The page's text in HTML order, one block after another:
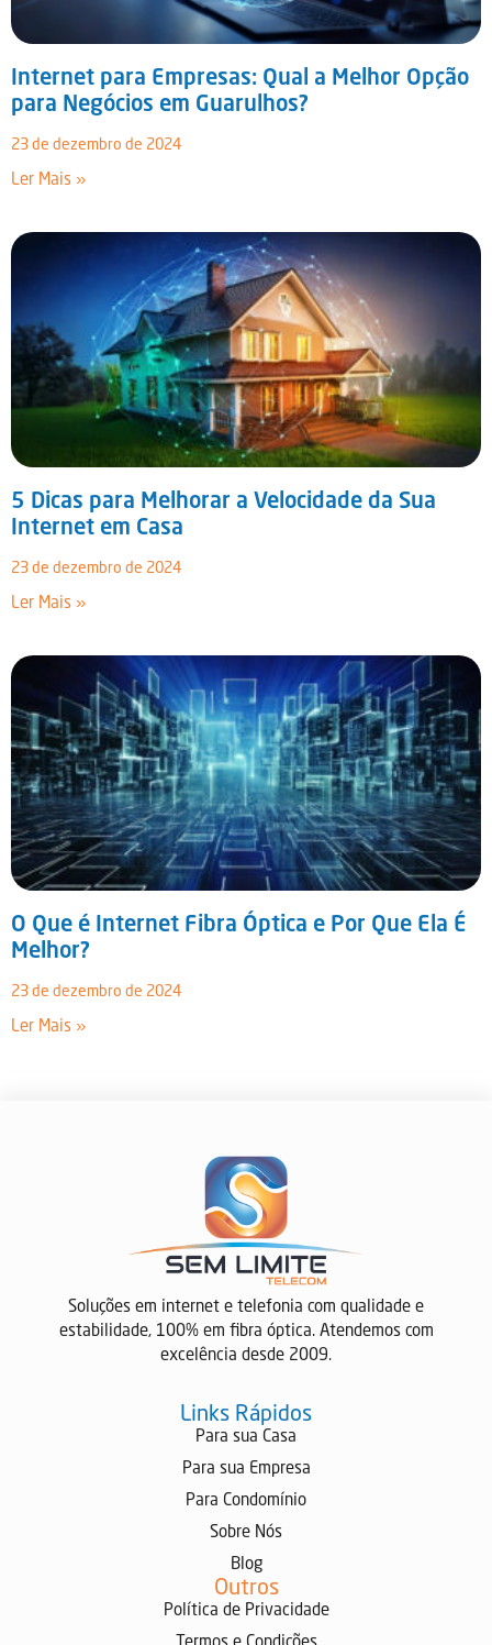
Internet para Empresas: Qual a Melhor Opção
para Negócios em Guarulhos?
23 de dezembro de 2024
Ler Mais »
5 Dicas para Melhorar a Velocidade da Sua
Internet em Casa
23 de dezembro de 2024
Ler Mais »
O Que é Internet Fibra Óptica e Por Que Ela É
Melhor?
23 de dezembro de 2024
Ler Mais »
Soluções em internet e telefonia com qualidade e
estabilidade, 100% em fibra óptica. Atendemos com
excelência desde 2009.
Links Rápidos
Para sua Casa
Para sua Empresa
Para Condomínio
Sobre Nós
Blog
Outros
Política de Privacidade
preencha os dados para iniciar:
INICIAR CONVERSA